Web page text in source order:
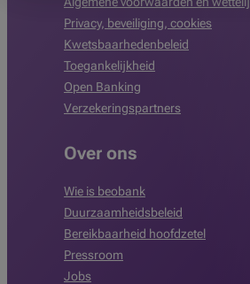
Privacy, beveiliging, cookies
Kwetsbaarhedenbeleid
Toegankelijkheid
Open Banking
Verzekeringspartners
Over ons
Wie is beobank
Duurzaamheidsbeleid
Bereikbaarheid hoofdzetel
Pressroom
Jobs